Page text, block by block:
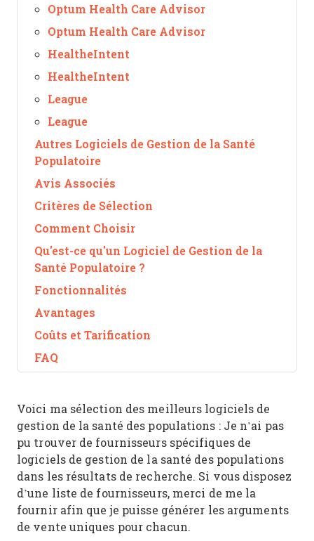
Optum Health Care Advisor
Optum Health Care Advisor
HealtheIntent
HealtheIntent
League
League
Autres Logiciels de Gestion de la Santé
Populatoire
Avis Associés
Critères de Sélection
Comment Choisir
Qu'est-ce qu'un Logiciel de Gestion de la
Santé Populatoire ?
Fonctionnalités
Avantages
Coûts et Tarification
FAQ
Voici ma sélection des meilleurs logiciels de
gestion de la santé des populations : Je n’ai pas
pu trouver de fournisseurs spécifiques de
logiciels de gestion de la santé des populations
dans les résultats de recherche. Si vous disposez
d’une liste de fournisseurs, merci de me la
fournir afin que je puisse générer les arguments
de vente uniques pour chacun.